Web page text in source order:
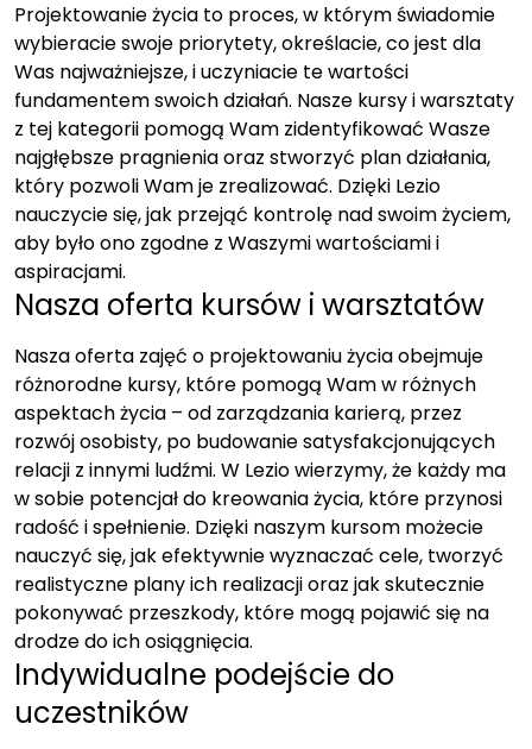
Projektowanie życia to proces, w którym świadomie
wybieracie swoje priorytety, określacie, co jest dla
Was najważniejsze, i uczyniacie te wartości
fundamentem swoich działań. Nasze kursy i warsztaty
z tej kategorii pomogą Wam zidentyfikować Wasze
najgłębsze pragnienia oraz stworzyć plan działania,
który pozwoli Wam je zrealizować. Dzięki Lezio
nauczycie się, jak przejąć kontrolę nad swoim życiem,
aby było ono zgodne z Waszymi wartościami i
aspiracjami.
Nasza oferta kursów i warsztatów
Nasza oferta zajęć o projektowaniu życia obejmuje
różnorodne kursy, które pomogą Wam w różnych
aspektach życia – od zarządzania karierą, przez
rozwój osobisty, po budowanie satysfakcjonujących
relacji z innymi ludźmi. W Lezio wierzymy, że każdy ma
w sobie potencjał do kreowania życia, które przynosi
radość i spełnienie. Dzięki naszym kursom możecie
nauczyć się, jak efektywnie wyznaczać cele, tworzyć
realistyczne plany ich realizacji oraz jak skutecznie
pokonywać przeszkody, które mogą pojawić się na
drodze do ich osiągnięcia.
Indywidualne podejście do
uczestników